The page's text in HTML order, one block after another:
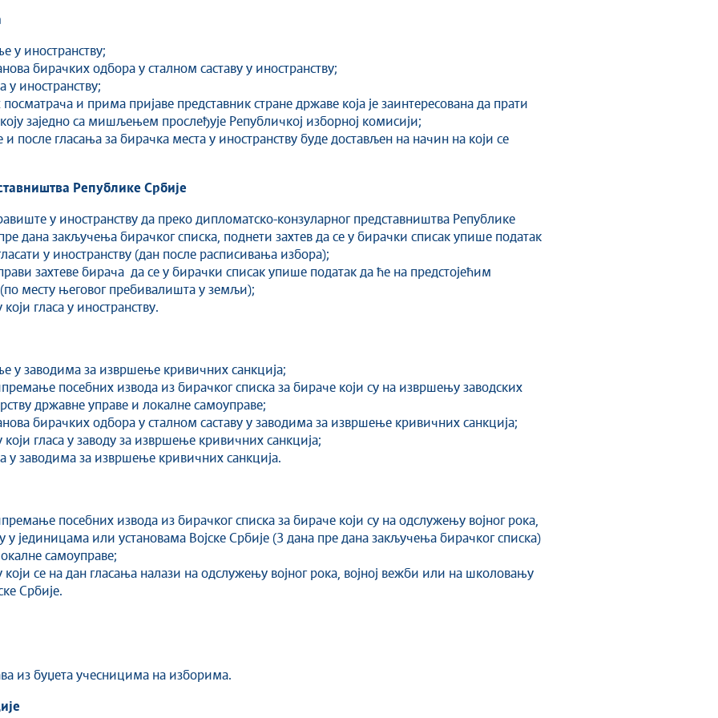
у иностранству;
бирачких одбора у сталном саставу у иностранству;
у иностранству;
и прима пријаве представник стране државе која је заинтересована да прати
заједно са мишљењем прослеђује Републичкој изборној комисији;
после гласања за бирачка места у иностранству буде достављен на начин на који се
Републике Србије
у иностранству да преко дипломатско-конзуларног представништва Републике
дана закључења бирачког списка, поднети захтев да се у бирачки списак упише податак
у иностранству (дан после расписивања избора);
захтеве бирача да се у бирачки списак упише податак да ће на предстојећим
месту његовог пребивалишта у земљи);
гласа у иностранству.
у заводима за извршење кривичних санкција;
посебних извода из бирачког списка за бираче који су на извршењу заводских
државне управе и локалне самоуправе;
бирачких одбора у сталном саставу у заводима за извршење кривичних санкција;
гласа у заводу за извршење кривичних санкција;
у заводима за извршење кривичних санкција.
посебних извода из бирачког списка за бираче који су на одслужењу војног рока,
јединицама или установама Војске Србије (3 дана пре дана закључења бирачког списка)
самоуправе;
се на дан гласања налази на одслужењу војног рока, војној вежби или на школовању
Србије.
из буџета учесницима на изборима.